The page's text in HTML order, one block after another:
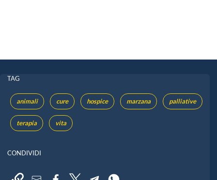
TAG
animali cure hospice marzana palliative
terapia vita
CONDIVIDI